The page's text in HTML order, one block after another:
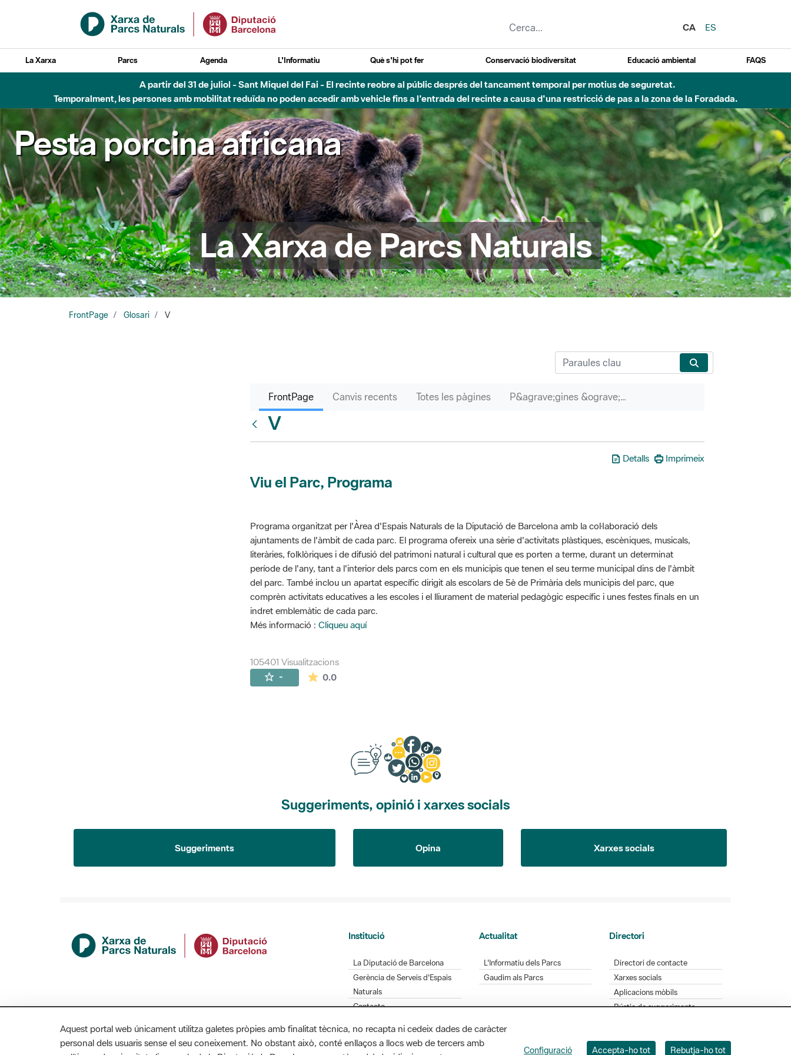
Salta al contingut principal
CA
ES
La Xarxa Parcs Agenda L'Informatiu Què s'hi pot fer Conservació biodiversitat Educació ambiental FAQS
A partir del 31 de juliol - Sant Miquel del Fai - El recinte reobre al públic després del tancament temporal per motius de seguretat.
Temporalment, les persones amb mobilitat reduïda no poden accedir amb vehicle fins a l'entrada del recinte a causa d'una restricció de pas a la zona de la Foradada.
Pesta porcina africana
La Xarxa de Parcs Naturals
FrontPage Glosari V
FrontPage Canvis recents Totes les pàgines P&agrave;gines &ograve;rfenes
V
Detalls Imprimeix
Viu el Parc, Programa
Programa organitzat per l'Àrea d'Espais Naturals de la Diputació de Barcelona amb la col·laboració dels
ajuntaments de l'àmbit de cada parc. El programa ofereix una sèrie d'activitats plàstiques, escèniques, musicals,
literàries, folklòriques i de difusió del patrimoni natural i cultural que es porten a terme, durant un determinat
període de l'any, tant a l'interior dels parcs com en els municipis que tenen el seu terme municipal dins de l'àmbit
del parc. També inclou un apartat específic dirigit als escolars de 5è de Primària dels municipis del parc, que
comprèn activitats educatives a les escoles i el lliurament de material pedagògic específic i unes festes finals en un
indret emblemàtic de cada parc.
Més informació : Cliqueu aquí
105401 Visualitzacions
- 0.0La mitjana de les valoracions és de 0 estrelles de 5.
Suggeriments, opinió i xarxes socials
Suggeriments Opina Xarxes socials
Institució
La Diputació de Barcelona
Gerència de Serveis d'Espais
Naturals
Contacte
Actualitat
L'Informatiu dels Parcs
Gaudim als Parcs
Directori
Directori de contacte
Xarxes socials
Aplicacions mòbils
Bústia de suggeriments
Aquest portal web únicament utilitza galetes pròpies amb finalitat tècnica, no recapta ni cedeix dades de caràcter
personal dels usuaris sense el seu coneixement. No obstant això, conté enllaços a llocs web de tercers amb
Configuració Accepta-ho tot Rebutja-ho tot